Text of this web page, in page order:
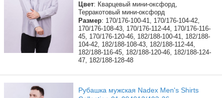
Цвет: Кварцевый мини-оксфорд,
Терракотовый мини-оксфорд
Размер: 170/176-100-41, 170/176-104-42,
170/176-108-43, 170/176-112-44, 170/176-116-
45, 170/176-120-46, 182/188-100-41, 182/188-
104-42, 182/188-108-43, 182/188-112-44,
182/188-116-45, 182/188-120-46, 182/188-124-
47, 182/188-128-48
Рубашка мужская Nadex Men's Shirts